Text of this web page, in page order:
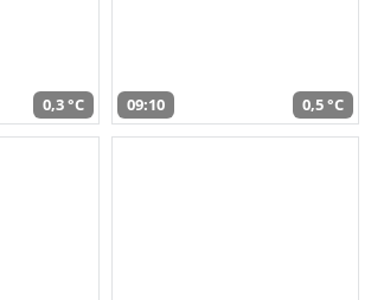
0,3 °C 09:10 0,5 °C